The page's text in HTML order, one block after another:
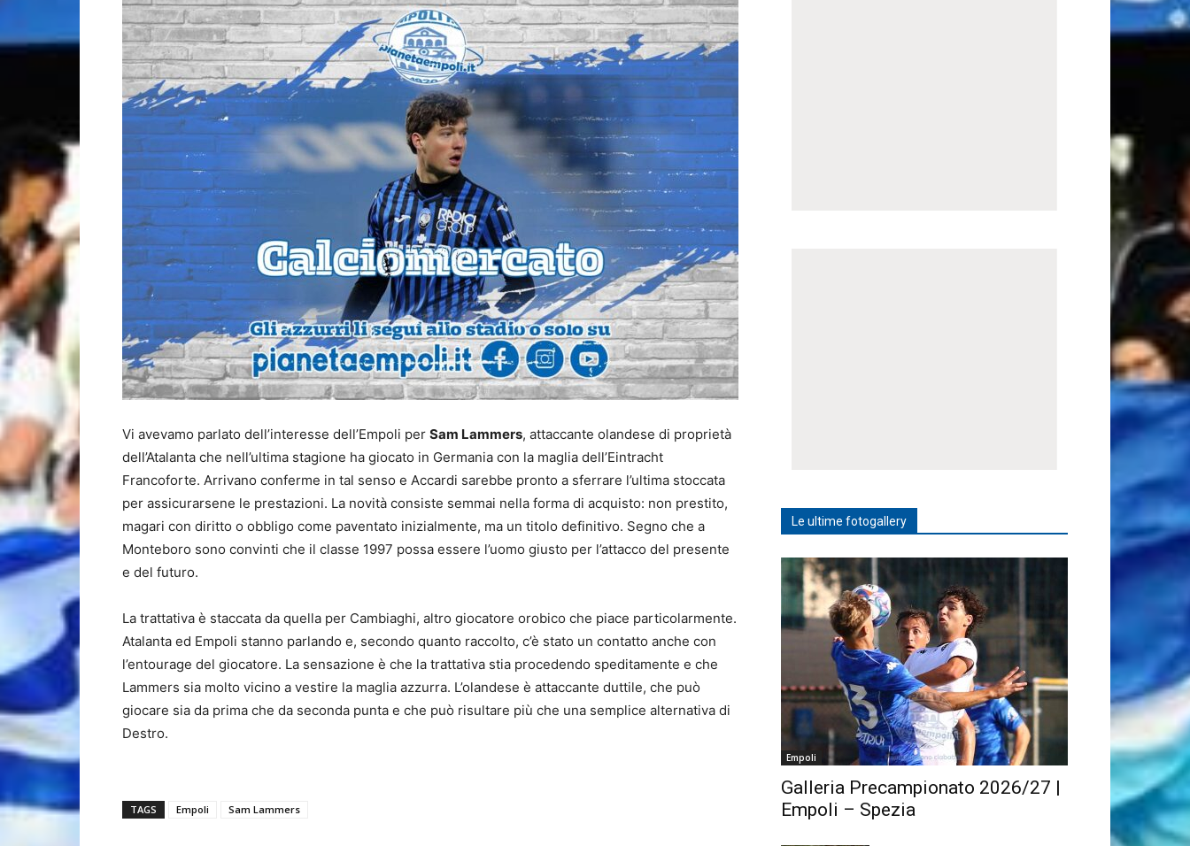
Vi avevamo parlato dell’interesse dell’Empoli per Sam Lammers, attaccante olandese di proprietà
dell’Atalanta che nell’ultima stagione ha giocato in Germania con la maglia dell’Eintracht
Francoforte. Arrivano conferme in tal senso e Accardi sarebbe pronto a sferrare l’ultima stoccata
per assicurarsene le prestazioni. La novità consiste semmai nella forma di acquisto: non prestito,
magari con diritto o obbligo come paventato inizialmente, ma un titolo definitivo. Segno che a
Monteboro sono convinti che il classe 1997 possa essere l’uomo giusto per l’attacco del presente
e del futuro.
La trattativa è staccata da quella per Cambiaghi, altro giocatore orobico che piace particolarmente.
Atalanta ed Empoli stanno parlando e, secondo quanto raccolto, c’è stato un contatto anche con
l’entourage del giocatore. La sensazione è che la trattativa stia procedendo speditamente e che
Lammers sia molto vicino a vestire la maglia azzurra. L’olandese è attaccante duttile, che può
giocare sia da prima che da seconda punta e che può risultare più che una semplice alternativa di
Destro.
TAGS Empoli Sam Lammers
Le ultime fotogallery
Empoli
Galleria Precampionato 2026/27 |
Empoli – Spezia